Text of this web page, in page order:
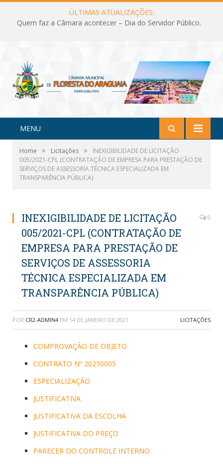
ÚLTIMAS ATUALIZAÇÕES:
Quem faz a Câmara acontecer – Dia do Servidor Público.
MENU
Home » Licitações »
INEXIGIBILIDADE DE LICITAÇÃO
005/2021-CPL (CONTRATAÇÃO DE EMPRESA PARA PRESTAÇÃO DE
SERVIÇOS DE ASSESSORIA TÉCNICA ESPECIALIZADA EM
TRANSPARÊNCIA PÚBLICA)
INEXIGIBILIDADE DE LICITAÇÃO
005/2021-CPL (CONTRATAÇÃO DE
EMPRESA PARA PRESTAÇÃO DE
SERVIÇOS DE ASSESSORIA
TÉCNICA ESPECIALIZADA EM
TRANSPARÊNCIA PÚBLICA)
0
POR CR2-ADMIN4 EM 14 DE JANEIRO DE 2021 LICITAÇÕES
COMPROVAÇÃO DE OBJETO
CONTRATO Nº 20210005
ESPECIALIZAÇÃO
JUSTIFICATIVA
JUSTIFICATIVA DA ESCOLHA
JUSTIFICATIVA DO PREÇO
PARECER DO CONTROLE INTERNO